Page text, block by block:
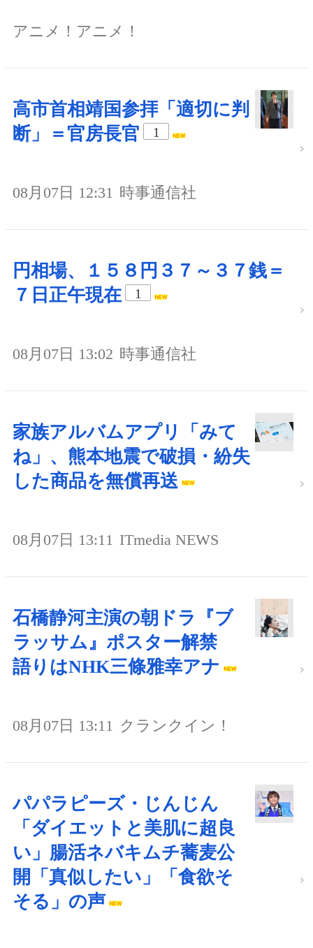
アニメ！アニメ！
高市首相靖国参拝「適切に判
断」＝官房長官
1
08月07日 12:31 時事通信社
円相場、１５８円３７～３７銭＝
７日正午現在
1
08月07日 13:02 時事通信社
家族アルバムアプリ「みて
ね」、熊本地震で破損・紛失
した商品を無償再送
08月07日 13:11 ITmedia NEWS
石橋静河主演の朝ドラ『ブ
ラッサム』ポスター解禁
語りはNHK三條雅幸アナ
08月07日 13:11 クランクイン！
パパラピーズ・じんじん
「ダイエットと美肌に超良
い」腸活ネバキムチ蕎麦公
開「真似したい」「食欲そ
そる」の声